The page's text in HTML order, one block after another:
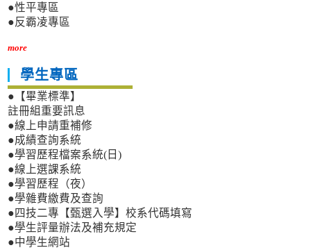
●性平專區
●反霸凌專區
more
學生專區
●【畢業標準】
註冊組重要訊息
●線上申請重補修
●成績查詢系統
●學習歷程檔案系統(日)
●線上選課系統
●學習歷程（夜）
●學雜費繳費及查詢
●四技二專【甄選入學】校系代碼填寫
●學生評量辦法及補充規定
●中學生網站